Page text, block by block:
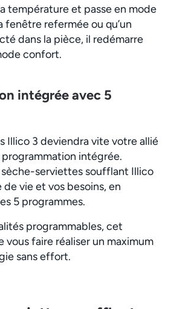
température et passe en mode
fenêtre refermée ou qu’un
dans la pièce, il redémarre
confort.
intégrée avec 5
Illico 3 deviendra vite votre allié
intégrée.
serviettes soufflant Illico
vie et vos besoins, en
5 programmes.
programmables, cet
vous faire réaliser un maximum
sans effort.